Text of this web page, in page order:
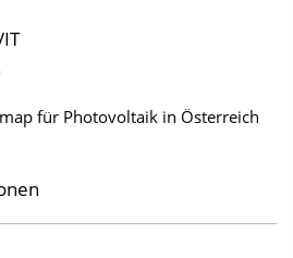
für Photovoltaik in Österreich